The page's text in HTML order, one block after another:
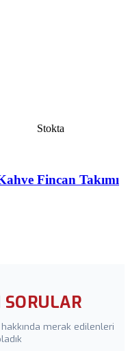
Stokta
Fincan Takımı
SORULAR
hakkında merak edilenleri